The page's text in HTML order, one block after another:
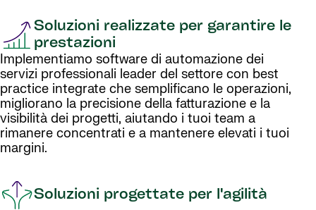
Soluzioni realizzate per garantire le
prestazioni
Implementiamo software di automazione dei
servizi professionali leader del settore con best
practice integrate che semplificano le operazioni,
migliorano la precisione della fatturazione e la
visibilità dei progetti, aiutando i tuoi team a
rimanere concentrati e a mantenere elevati i tuoi
margini.
Soluzioni progettate per l'agilità